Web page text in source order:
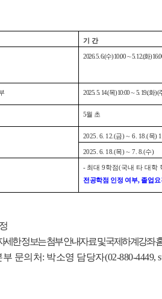
기 간
2026. 5. 6.(수) 10:00 ∼ 5. 12.(화)
2025. 5. 14.(목) 10:00 ∼ 5. 19.(화)(
5월 초
2025. 6. 12.(금) ∼ 6. 18.(목)
2025. 6. 18.(목) ∼ 7. 8.(수)
- 최대 9학점(국내 타 대학
전공학점 인정 여부,졸업
한 정보는 첨부 안내자료 및 국제하계강좌 홈
문의처: 박소영 담당자(02-880-4449,